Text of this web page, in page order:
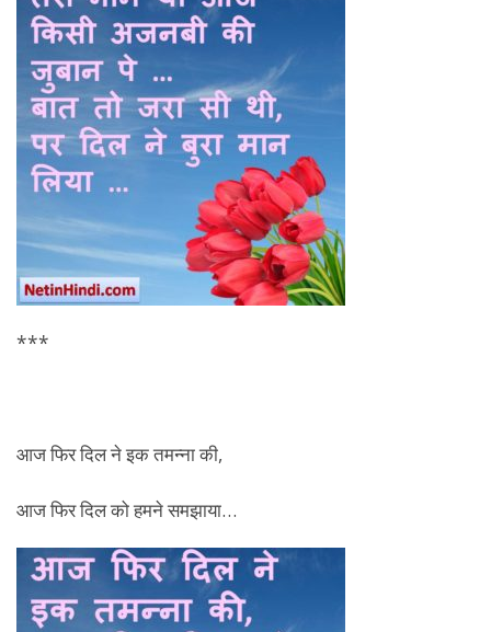
***
आज फिर दिल ने इक तमन्ना की,
आज फिर दिल को हमने समझाया…